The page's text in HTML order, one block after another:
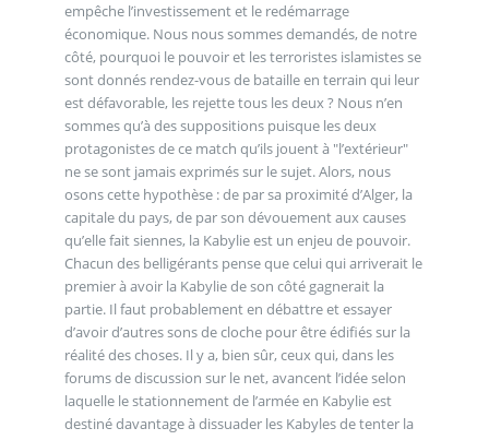
empêche l’investissement et le redémarrage
économique. Nous nous sommes demandés, de notre
côté, pourquoi le pouvoir et les terroristes islamistes se
sont donnés rendez-vous de bataille en terrain qui leur
est défavorable, les rejette tous les deux ? Nous n’en
sommes qu’à des suppositions puisque les deux
protagonistes de ce match qu’ils jouent à "l’extérieur"
ne se sont jamais exprimés sur le sujet. Alors, nous
osons cette hypothèse : de par sa proximité d’Alger, la
capitale du pays, de par son dévouement aux causes
qu’elle fait siennes, la Kabylie est un enjeu de pouvoir.
Chacun des belligérants pense que celui qui arriverait le
premier à avoir la Kabylie de son côté gagnerait la
partie. Il faut probablement en débattre et essayer
d’avoir d’autres sons de cloche pour être édifiés sur la
réalité des choses. Il y a, bien sûr, ceux qui, dans les
forums de discussion sur le net, avancent l’idée selon
laquelle le stationnement de l’armée en Kabylie est
destiné davantage à dissuader les Kabyles de tenter la